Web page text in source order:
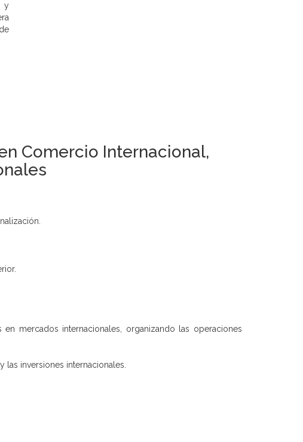
y
Comercio Internacional,
mercados internacionales, organizando las operaciones
inversiones internacionales.